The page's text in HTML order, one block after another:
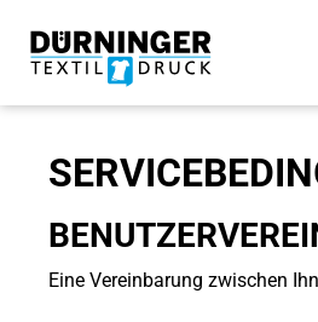
Eine Vereinbarung zwischen
kurze Henkel
lange Henkel
Bio
Fairtrade
Canvastaschen
Damen T-Shirts
Herren T-Shirts
Kinder T-Shirts
Bio T-Shirts
V-Neck T-Shirts
Siebdruck
Digitaldruck
Flextransfer
Sublimation
Stickerei